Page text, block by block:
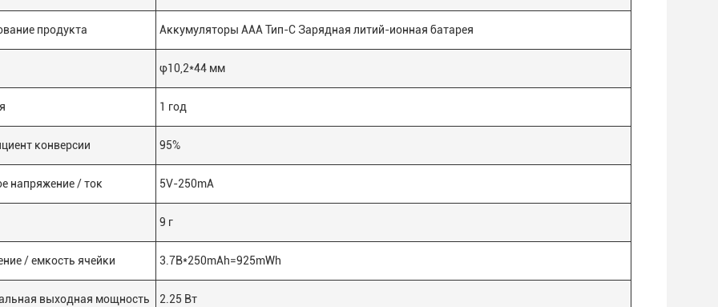
продукта Аккумуляторы AAA Тип-С Зарядная литий-ионная батарея
φ10,2*44 мм
1 год
конверсии 95%
напряжение / ток 5V-250mA
9 г
/ емкость ячейки 3.7В*250mAh=925mWh
выходная мощность 2.25 Вт